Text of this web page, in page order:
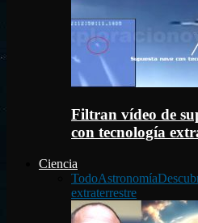
Filtran vídeo de
con tecnología
Ciencia
TodoAstronomía
extraterrestre